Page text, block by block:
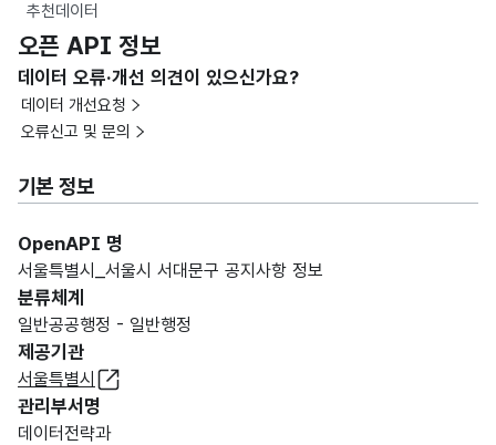
추천데이터
오픈 API 정보
데이터 오류·개선 의견이 있으신가요?
데이터 개선요청
오류신고 및 문의
기본 정보
OpenAPI 명
서울특별시_서울시 서대문구 공지사항 정보
분류체계
일반공공행정 - 일반행정
제공기관
서울특별시
관리부서명
데이터전략과